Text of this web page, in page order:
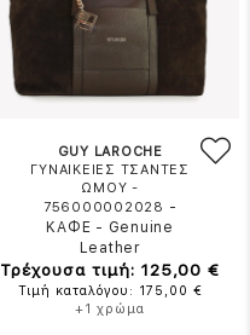
GUY LAROCHE
ΓΥΝΑΙΚΕΙΕΣ ΤΣΑΝΤΕΣ
ΩΜΟΥ -
756000002028 -
ΚΑΦΕ - Genuine
Leather
Τρέχουσα τιμή: 125,00 €
Τιμή καταλόγου: 175,00 €
+1 χρώμα